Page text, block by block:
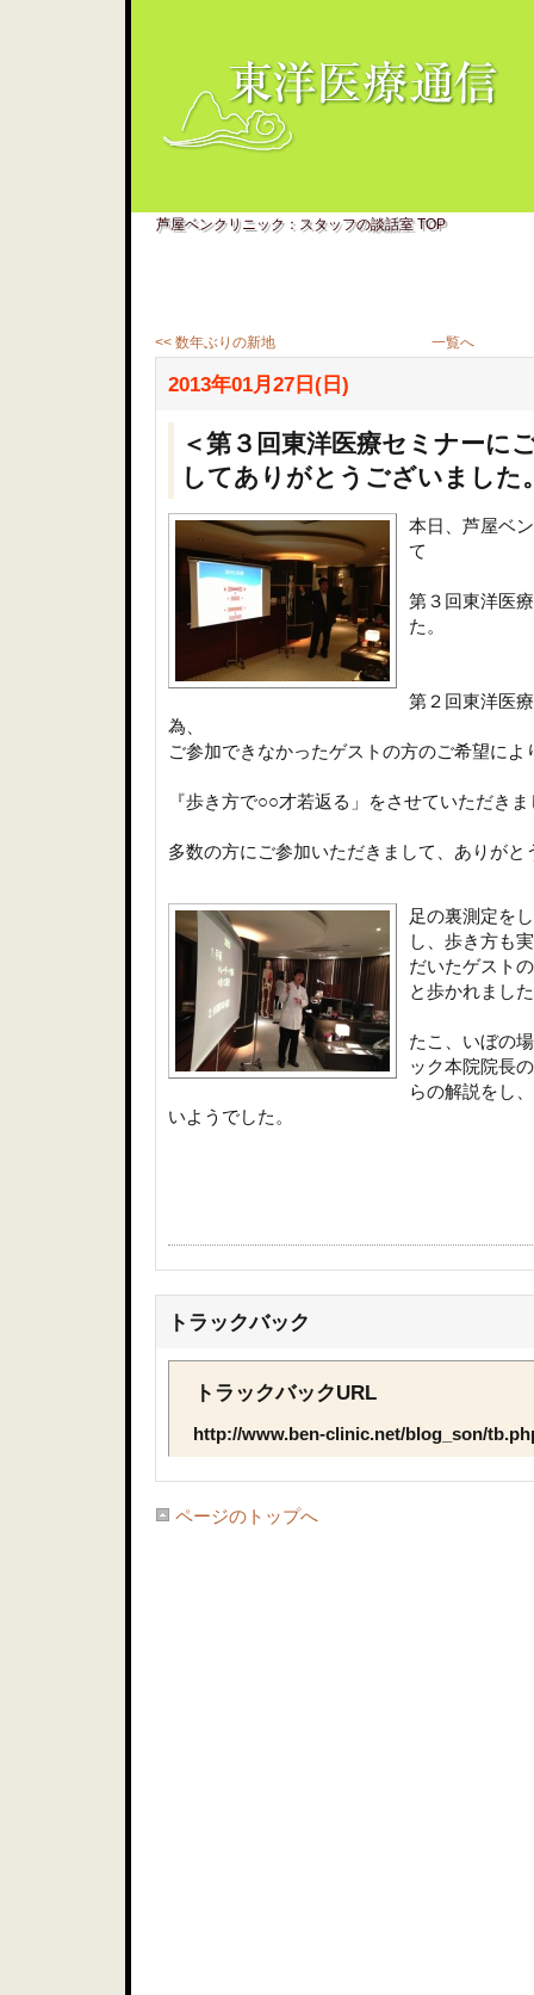
芦屋ベンクリニック：スタッフの談話室 TOP
<< 数年ぶりの新地 一覧へ
2013年01月27日(日)
＜第３回東洋医療セミナーに
してありがとうございました
本日、芦屋ベ
て
第３回東洋医
た。
第２回東洋医
為、
ご参加できなかったゲストの方のご希望によ
『歩き方で○○才若返る」をさせていただき
多数の方にご参加いただきまして、ありがと
足の裏測定を
し、歩き方も
だいたゲスト
と歩かれまし
たこ、いぼの
ック本院院長
らの解説をし
いようでした。
トラックバック
トラックバックURL
http://www.ben-clinic.net/blog_son/
ページのトップへ